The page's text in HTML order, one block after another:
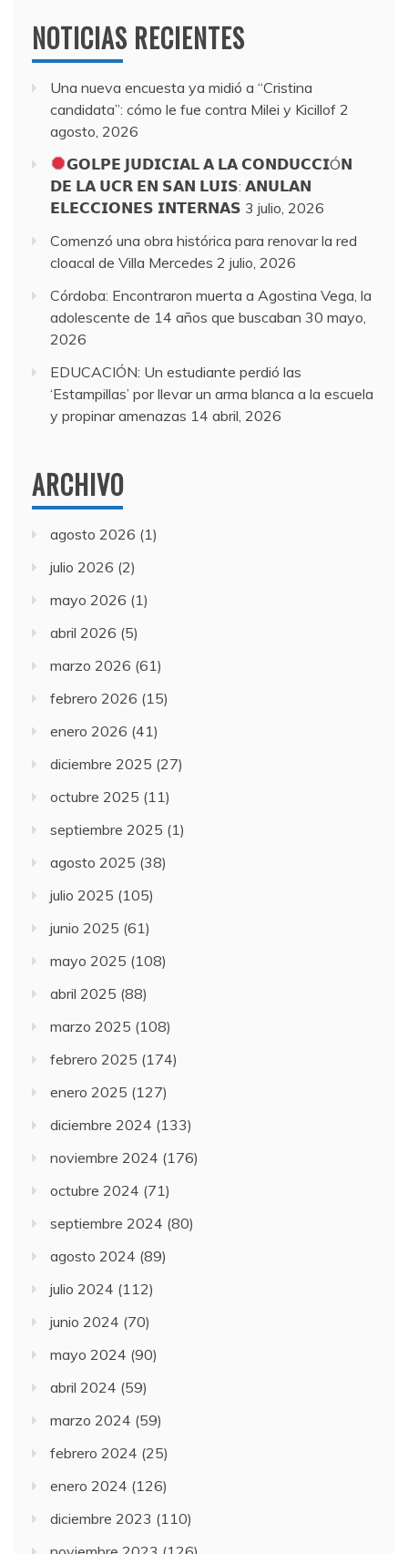
NOTICIAS RECIENTES
Una nueva encuesta ya midió a “Cristina
candidata”: cómo le fue contra Milei y Kicillof 2
agosto, 2026
𝗚𝗢𝗟𝗣𝗘 𝗝𝗨𝗗𝗜𝗖𝗜𝗔𝗟 𝗔 𝗟𝗔 𝗖𝗢𝗡𝗗𝗨𝗖𝗖𝗜Ó𝗡
𝗗𝗘 𝗟𝗔 𝗨𝗖𝗥 𝗘𝗡 𝗦𝗔𝗡 𝗟𝗨𝗜𝗦: 𝗔𝗡𝗨𝗟𝗔𝗡
𝗘𝗟𝗘𝗖𝗖𝗜𝗢𝗡𝗘𝗦 𝗜𝗡𝗧𝗘𝗥𝗡𝗔𝗦 3 julio, 2026
Comenzó una obra histórica para renovar la red
cloacal de Villa Mercedes 2 julio, 2026
Córdoba: Encontraron muerta a Agostina Vega, la
adolescente de 14 años que buscaban 30 mayo,
2026
EDUCACIÓN: Un estudiante perdió las
‘Estampillas’ por llevar un arma blanca a la escuela
y propinar amenazas 14 abril, 2026
ARCHIVO
agosto 2026 (1)
julio 2026 (2)
mayo 2026 (1)
abril 2026 (5)
marzo 2026 (61)
febrero 2026 (15)
enero 2026 (41)
diciembre 2025 (27)
octubre 2025 (11)
septiembre 2025 (1)
agosto 2025 (38)
julio 2025 (105)
junio 2025 (61)
mayo 2025 (108)
abril 2025 (88)
marzo 2025 (108)
febrero 2025 (174)
enero 2025 (127)
diciembre 2024 (133)
noviembre 2024 (176)
octubre 2024 (71)
septiembre 2024 (80)
agosto 2024 (89)
julio 2024 (112)
junio 2024 (70)
mayo 2024 (90)
abril 2024 (59)
marzo 2024 (59)
febrero 2024 (25)
enero 2024 (126)
diciembre 2023 (110)